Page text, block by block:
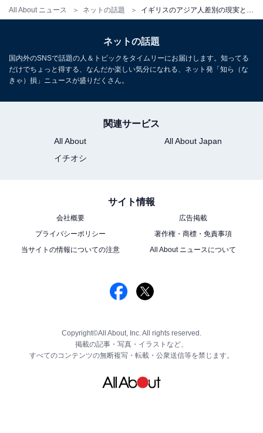
All About ニュース ネットの話題
ネットの話題
国内外のSNSで話題の人＆トピックをタイムリーにお届けします。知ってる
だけでちょっと得する、なんだか楽しい気分になれる、ネット発「知ら（な
きゃ）損」ニュースが盛りだくさん。
関連サービス
All About
All About Japan
イチオシ
サイト情報
会社概要
広告掲載
プライバシーポリシー
著作権・商標・免責事項
当サイトの情報についての注意
All About ニュースについて
Copyright©All About, Inc. All rights reserved.
掲載の記事・写真・イラストなど、
すべてのコンテンツの無断複写・転載・公衆送信等を禁じます。